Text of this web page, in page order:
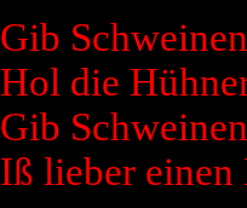
Gib
Hol die
Gib
Iß lieber einen